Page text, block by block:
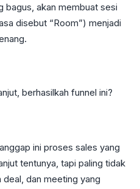
bagus, akan membuat sesi
disebut “Room”) menjadi
berhasilkah funnel ini?
ini proses sales yang
tentunya, tapi paling tidak
dan meeting yang